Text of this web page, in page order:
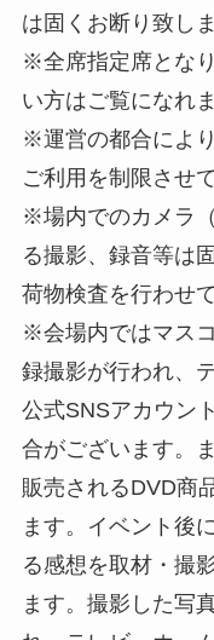
は固くお断り致しま
※全席指定席とな
い方はご覧になれま
※運営の都合によ
ご利用を制限させ
※場内でのカメラ
る撮影、録音等は
荷物検査を行わせ
※会場内ではマス
録撮影が行われ、
公式SNSアカウン
合がございます。
販売されるDVD商
ます。イベント後
る感想を取材・撮
ます。撮影した写